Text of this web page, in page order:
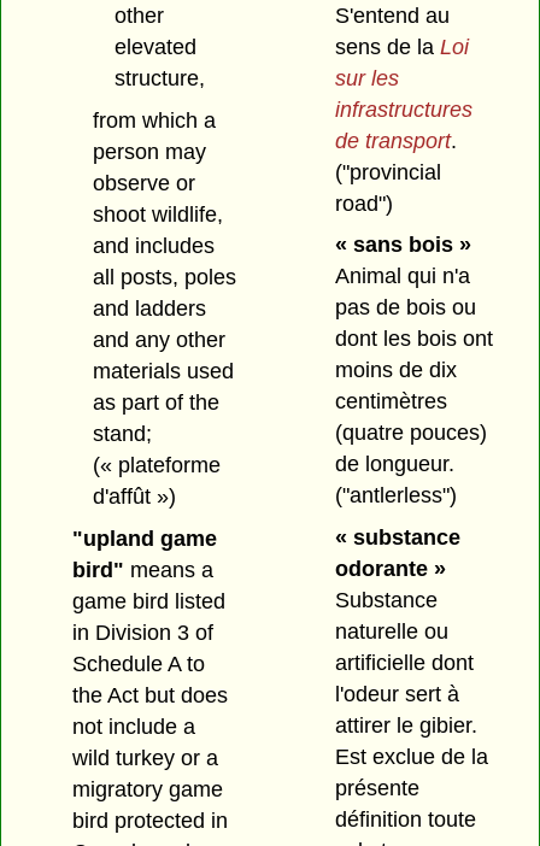
other
elevated
structure,
from which a
person may
observe or
shoot wildlife,
and includes
all posts, poles
and ladders
and any other
materials used
as part of the
stand;
(« plateforme
d'affût »)
"upland game
bird" means a
game bird listed
in Division 3 of
Schedule A to
the Act but does
not include a
wild turkey or a
migratory game
bird protected in
S'entend au
sens de la Loi
sur les
infrastructures
de transport.
("provincial
road")
« sans bois »
Animal qui n'a
pas de bois ou
dont les bois ont
moins de dix
centimètres
(quatre pouces)
de longueur.
("antlerless")
« substance
odorante »
Substance
naturelle ou
artificielle dont
l'odeur sert à
attirer le gibier.
Est exclue de la
présente
définition toute